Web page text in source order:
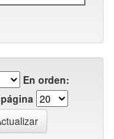
En orden: